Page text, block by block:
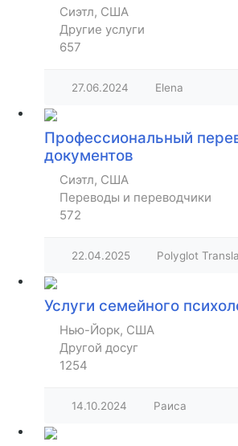
Сиэтл, США
Другие услуги
657
27.06.2024 Elena
Профессиональный
документов
Сиэтл, США
Переводы и переводчики
572
22.04.2025 Polyglot
Услуги семейного
Нью-Йорк, США
Другой досуг
1254
14.10.2024 Раиса